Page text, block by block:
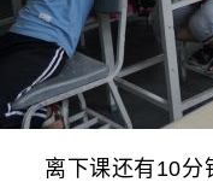
离下课还有10分